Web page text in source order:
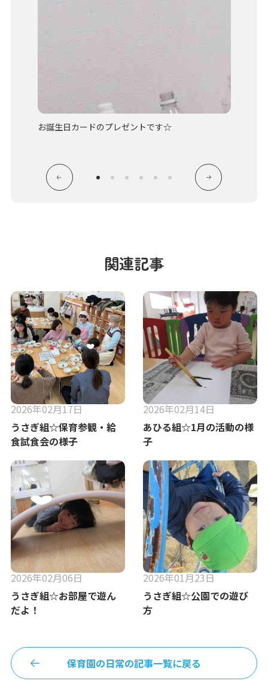
お誕生日カードのプレゼントです☆
関連記事
2026年02月17日
うさぎ組☆保育参観・給
食試食会の様子
2026年02月14日
あひる組☆1月の活動の様
子
2026年02月06日
うさぎ組☆お部屋で遊ん
だよ！
2026年01月23日
うさぎ組☆公園での遊び
方
保育園の日常の記事一覧に戻る